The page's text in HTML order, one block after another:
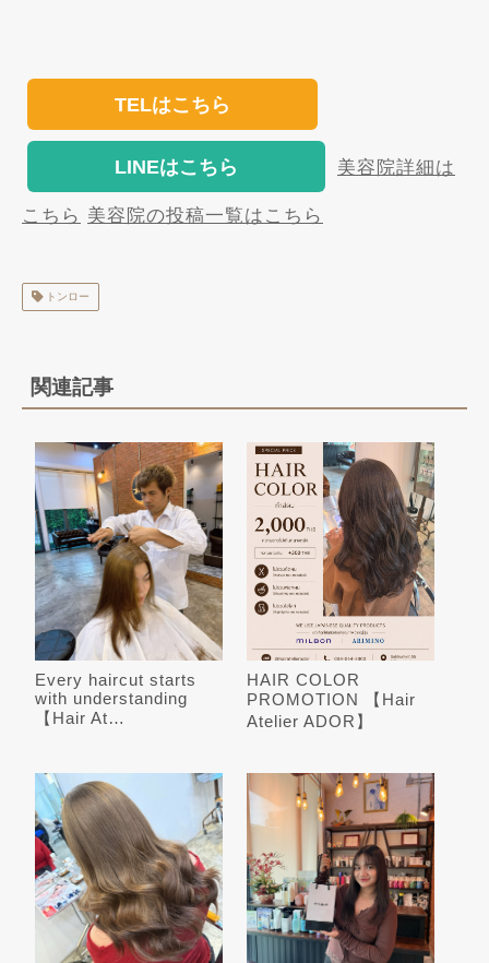
TELはこちら
LINEはこちら 美容院詳細は
こちら 美容院の投稿一覧はこちら
トンロー
関連記事
Every haircut starts
with understanding
【Hair At…
HAIR COLOR
PROMOTION 【Hair
Atelier ADOR】